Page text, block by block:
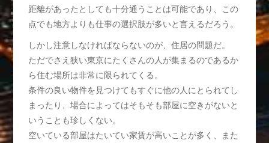
距離があったとしても十分通うことは可能であり、この
点でも地方よりも仕事の選択肢が多いと言えるだろう。
しかし注意しなければならないのが、住居の問題だ。
ただでさえ狭い東京にたくさんの人が集まるのであるか
ら住む場所は非常に限られてくる。
条件の良い物件を見つけてもすぐに他の人にとられてし
まったり、場合によってはそもそも部屋に空きがないと
いうことも珍しくない。
空いている部屋はたいてい家賃が高いことが多く、また